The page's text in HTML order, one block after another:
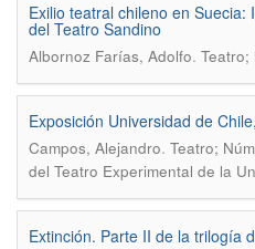
Exilio teatral chileno en
del Teatro Sandino
Albornoz Farías, Adolfo. Teatro;
Exposición Universidad de
Campos, Alejandro. Teatro;
del Teatro Experimental de la
Extinción. Parte II de la trilogía